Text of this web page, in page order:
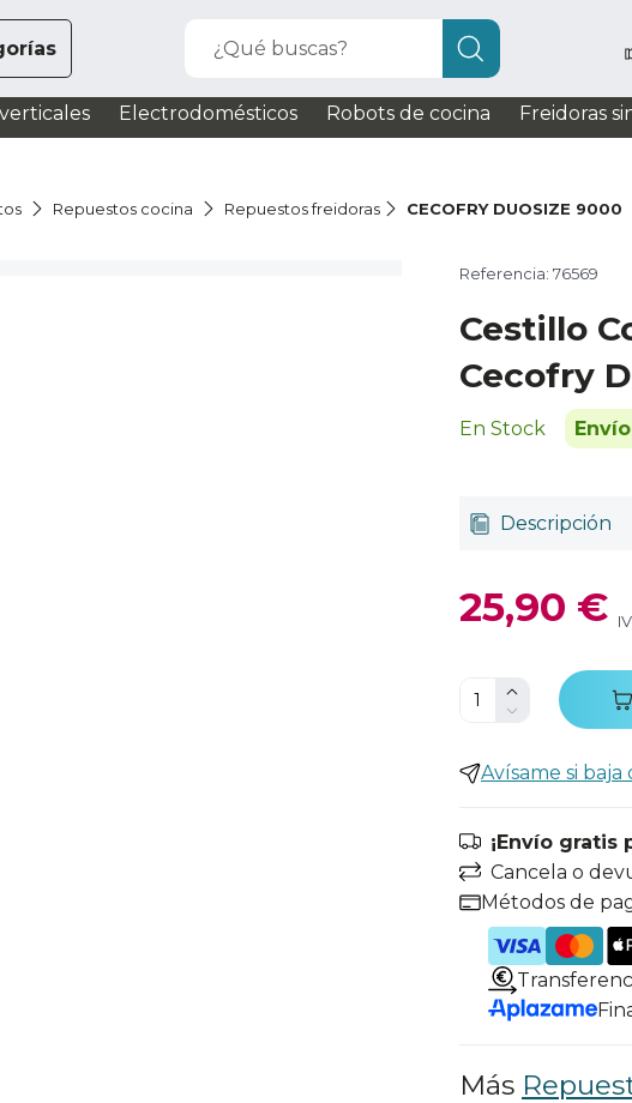
¿Qué buscas?
Electrodomésticos Robots de cocina Freidoras
Repuestos cocina Repuestos freidoras CECOFRY DUOSIZE 9000
Referencia: 76569
Cestillo
Cecofry
En Stock
Descripción
25,90 €
Avísame si baja
¡Envío gratis
Cancela o
Métodos de
Más